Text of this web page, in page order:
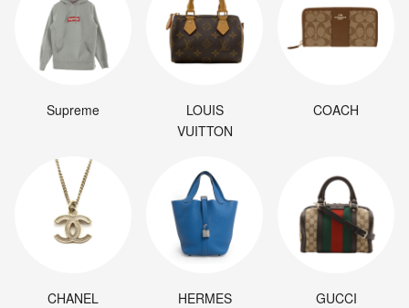
Supreme
LOUIS
VUITTON
COACH
CHANEL HERMES GUCCI